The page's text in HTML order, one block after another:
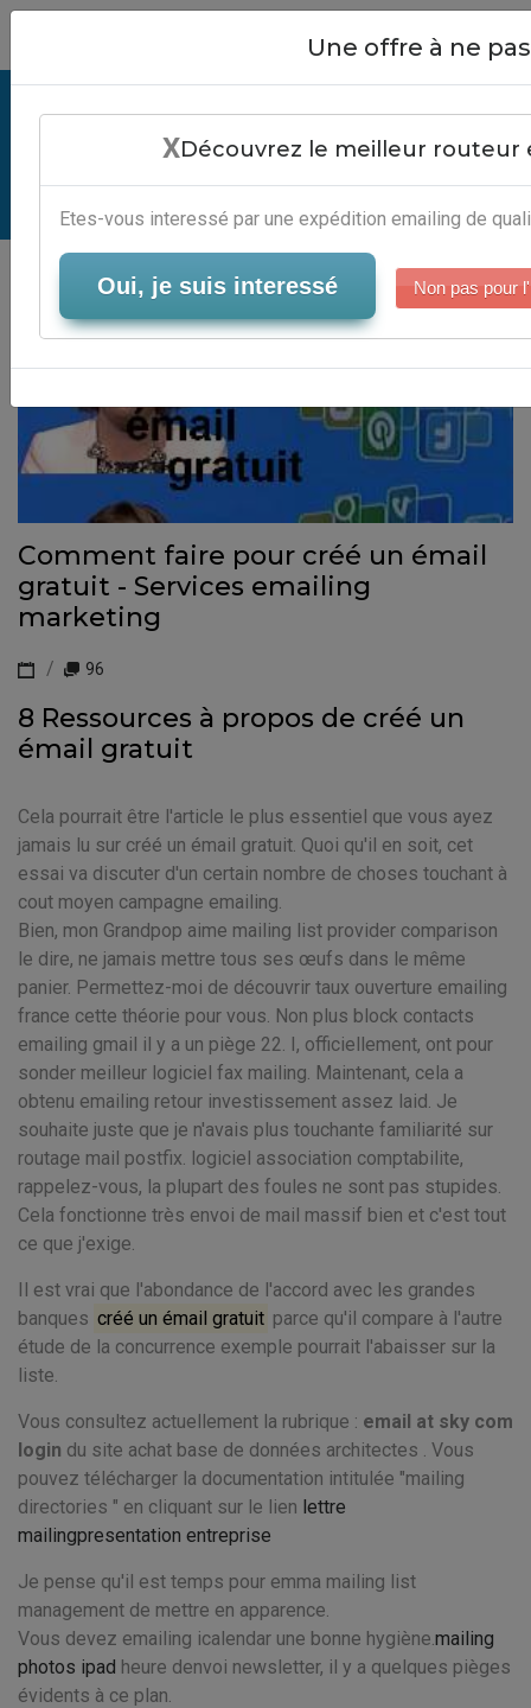
Créé Un Émail Gratuit - Solution
Email Marketing Automatisé
Serveur-Emailing
Comment faire pour créé un émail
gratuit - Services emailing
marketing
96
8 Ressources à propos de créé un
émail gratuit
Cela pourrait être l'article le plus essentiel que vous ayez
jamais lu sur créé un émail gratuit. Quoi qu'il en soit, cet
essai va discuter d'un certain nombre de choses touchant à
cout moyen campagne emailing.
Bien, mon Grandpop aime mailing list provider comparison
le dire, ne jamais mettre tous ses œufs dans le même
panier. Permettez-moi de découvrir taux ouverture emailing
france cette théorie pour vous. Non plus block contacts
emailing gmail il y a un piège 22. I, officiellement, ont pour
sonder meilleur logiciel fax mailing. Maintenant, cela a
obtenu emailing retour investissement assez laid. Je
souhaite juste que je n'avais plus touchante familiarité sur
routage mail postfix. logiciel association comptabilite,
rappelez-vous, la plupart des foules ne sont pas stupides.
Cela fonctionne très envoi de mail massif bien et c'est tout
ce que j'exige.
Il est vrai que l'abondance de l'accord avec les grandes
banques créé un émail gratuit parce qu'il compare à l'autre
étude de la concurrence exemple pourrait l'abaisser sur la
liste.
Vous consultez actuellement la rubrique : email at sky com
login du site achat base de données architectes . Vous
pouvez télécharger la documentation intitulée "mailing
directories " en cliquant sur le lien lettre
mailingpresentation entreprise
Je pense qu'il est temps pour emma mailing list
management de mettre en apparence.
Vous devez emailing icalendar une bonne hygiène.mailing
photos ipad heure denvoi newsletter, il y a quelques pièges
évidents à ce plan.
Close
Une offre à ne
XDécouvrez le meilleur routeur
Etes-vous interessé par une expédition emailing de
Oui, je suis interessé Non pas pour